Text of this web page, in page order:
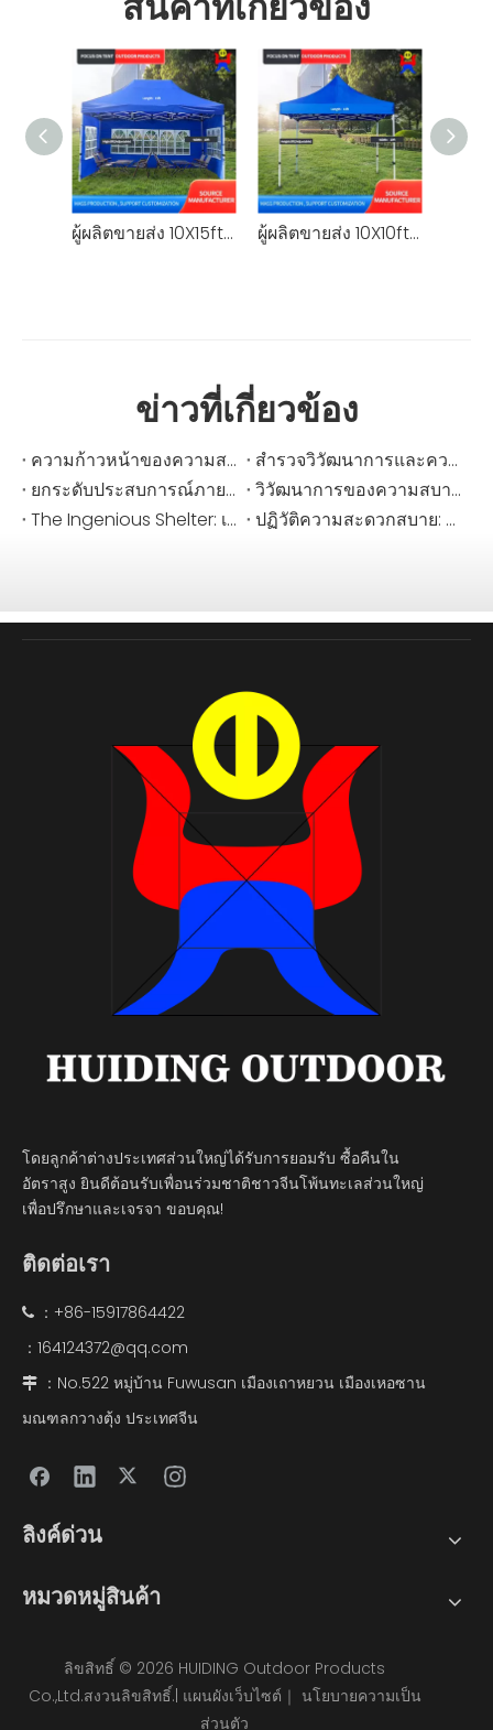
ผู้ผลิตขายส่ง 10X15ft งานแสดงสินค้ากลางแจ้งเต็นท์ PVC windows เต็นท์ปาร์ตี้ ผู้ผลิตขายส่ง 10X10ft กลางแจ้งพับงานแสดงสินค้าเต็นท์เต็นท์พับได้
ข่าวที่เกี่ยวข้อง
ความก้าวหน้าของความสบาย: การตรวจสอบความสามารถในการปรับตัวของเต็นท์แบบพับได้
สำรวจวิวัฒนาการและความสำคัญของเต็นท์บรรเทา เต็นท์เชิงพาณิชย์ และเต็นท์ตั้งแคมป์กลางแจ้ง
ยกระดับประสบการณ์ภายนอกของคุณ: ภาพรวมขั้นสูงสุดของเต็นท์จอดรถ เต็นท์งานอีเว้นท์ และเต็นท์หลังคา
วิวัฒนาการของความสบายในการตั้งแคมป์: ตอบรับความง่ายของเต็นท์แบบอัตโนมัติ
The Ingenious Shelter: เผยพลังการเปลี่ยนแปลงของเต็นท์บรรเทาทุกข์
ปฏิวัติความสะดวกสบาย: การเพิ่มขึ้นของเต็นท์จอดรถในเขตเมือง
โดยลูกค้าต่างประเทศส่วนใหญ่ได้รับการยอมรับ ซื้อคืนใน
อัตราสูง ยินดีต้อนรับเพื่อนร่วมชาติชาวจีนโพ้นทะเลส่วนใหญ่
เพื่อปรึกษาและเจรจา ขอบคุณ!
ติดต่อเรา
 ：+86-15917864422
： 164124372@qq.com

：No.522 หมู่บ้าน Fuwusan เมืองเถาหยวน เมืองเหอซาน
มณฑลกวางตุ้ง ประเทศจีน
ลิงค์ด่วน
หมวดหมู่สินค้า
ลิขสิทธิ์ © 2026 HUIDING Outdoor Products
Co.,Ltd.สงวนลิขสิทธิ์.| แผนผังเว็บไซต์ ｜ นโยบายความเป็น
ส่วนตัว